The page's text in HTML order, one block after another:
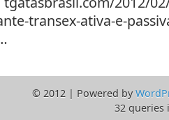
transex-ativa-e-
© 2012 | Powered by
32 queries